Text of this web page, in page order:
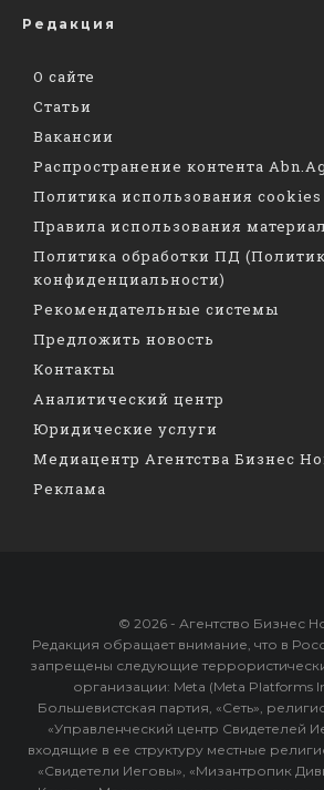
Редакция
О сайте
Статьи
Вакансии
Распространение контента
Политика использования cookies
Правила использования
Политика обработки ПД
конфиденциальности)
Рекомендательные системы
Предложить новость
Контакты
Аналитический центр
Юридические услуги
Медиацентр Агентства Бизнес
Реклама
© 2026 - Агентство Бизнес
Редакция обращает внимание, что в
запрещены следующие
организации: Meta (Meta Platforms
Большевистская партия, «Сеть»,
«Управленческий центр Свидетелей
входящие в ее структуру местные
«Свидетели Иеговы», «Мизантропик